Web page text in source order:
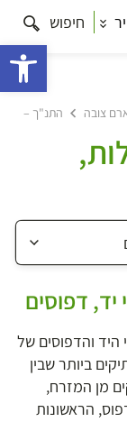
חיפוש
צובה
התנ"ך –
דפוסים
והדפוסים של
ביותר שבין
מן המזרח,
הראשונות